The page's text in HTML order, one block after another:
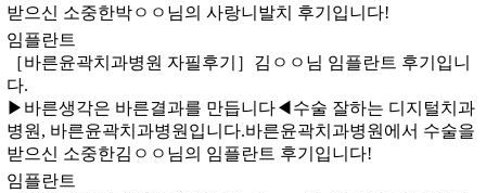
받으신 소중한박ㅇㅇ님의 사랑니발치 후기입니다!
임플란트
［바른윤곽치과병원 자필후기］김ㅇㅇ님 임플란트 후기입니
다.
​▶바른생각은 바른결과를 만듭니다◀수술 잘하는 디지털치과
병원, 바른윤곽치과병원입니다. 바른윤곽치과병원에서 수술을
받으신 소중한김ㅇㅇ님의 임플란트 후기입니다!
임플란트